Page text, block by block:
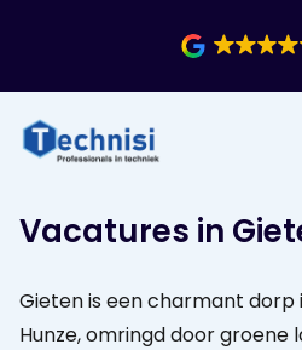
Vacatures in
Gieten is een charmant dorp
Hunze, omringd door groene